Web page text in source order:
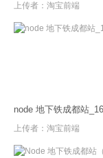
上传者： 淘宝前端
node 地下铁成都站_16
上传者： 淘宝前端